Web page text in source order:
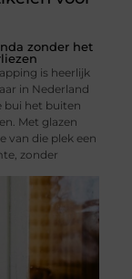
zonder het
is heerlijk
in Nederland
bui het buiten
Met glazen
van die plek een
zonder